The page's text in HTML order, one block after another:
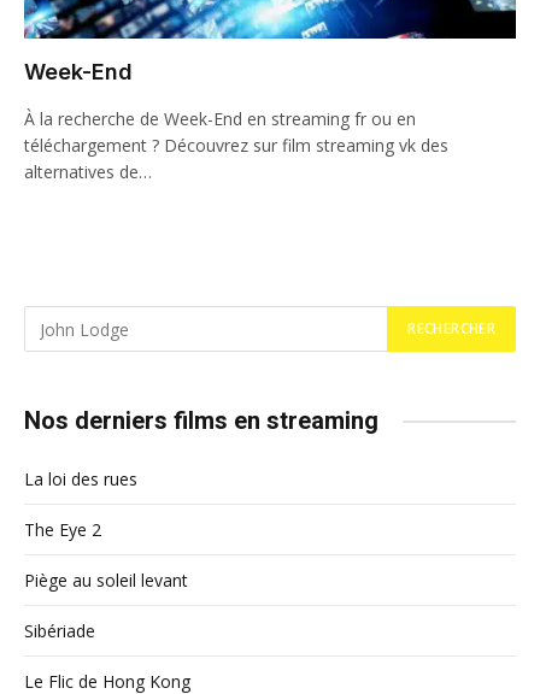
Week-End
À la recherche de Week-End en streaming fr ou en
téléchargement ? Découvrez sur film streaming vk des
alternatives de…
Nos derniers films en streaming
La loi des rues
The Eye 2
Piège au soleil levant
Sibériade
Le Flic de Hong Kong